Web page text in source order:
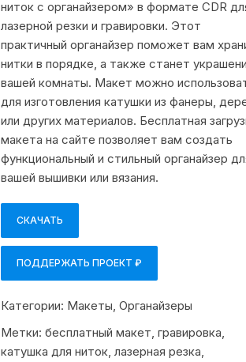
ниток с органайзером» в формате CDR
лазерной резки и гравировки. Этот
практичный органайзер поможет вам
нитки в порядке, а также станет
вашей комнаты. Макет можно
для изготовления катушки из фанеры,
или других материалов. Бесплатная
макета на сайте позволяет вам создать
функциональный и стильный органайзер
вашей вышивки или вязания.
СКАЧАТЬ
ПОДДЕРЖАТЬ ПРОЕКТ ₽
Категории: Макеты,Органайзеры
Метки:бесплатный макет,гравировка,
катушка для ниток,лазерная резка,